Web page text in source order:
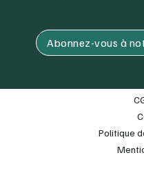
Abonnez-vous à
Politique